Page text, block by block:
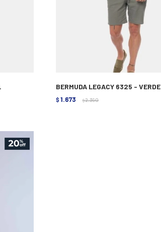
BERMUDA LEGACY 6325 - VERDE
$ 1.673 $ 2.390